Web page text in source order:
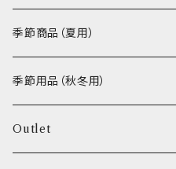
わんのはな
エリール
O.C.Farm
季節商品（夏用）
季節用品（秋冬用）
ヒーター
Outlet